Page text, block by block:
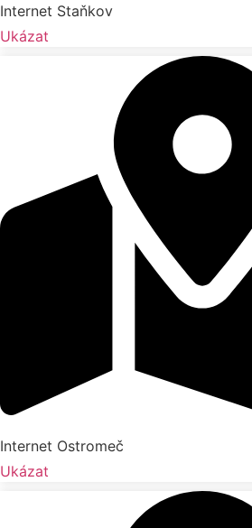
Internet Staňkov
Ukázat
Internet Ostromeč
Ukázat